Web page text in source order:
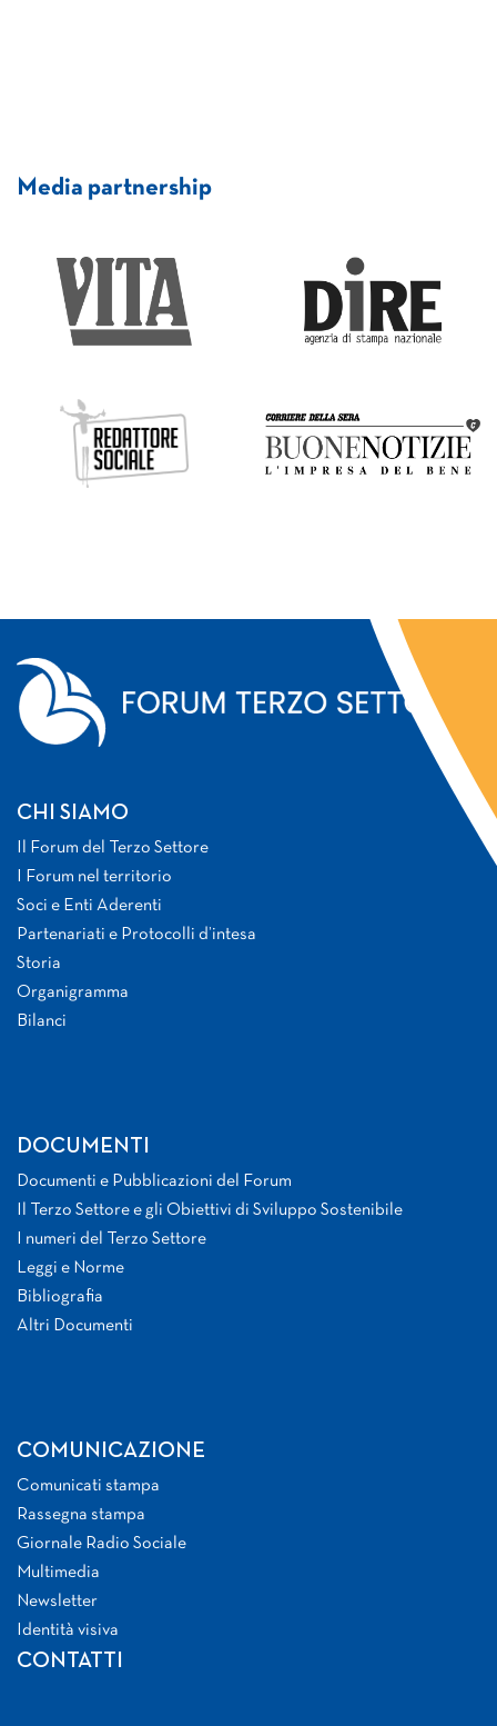
Media partnership
CHI SIAMO
Il Forum del Terzo Settore
I Forum nel territorio
Soci e Enti Aderenti
Partenariati e Protocolli d’intesa
Storia
Organigramma
Bilanci
DOCUMENTI
Documenti e Pubblicazioni del Forum
Il Terzo Settore e gli Obiettivi di Sviluppo Sostenibile
I numeri del Terzo Settore
Leggi e Norme
Bibliografia
Altri Documenti
COMUNICAZIONE
Comunicati stampa
Rassegna stampa
Giornale Radio Sociale
Multimedia
Newsletter
Identità visiva
CONTATTI